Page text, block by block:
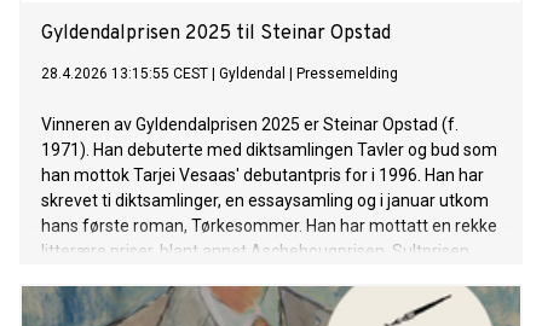
Gyldendalprisen 2025 til Steinar Opstad
28.4.2026 13:15:55 CEST Gyldendal Pressemelding
Vinneren av Gyldendalprisen 2025 er Steinar Opstad (f.
1971). Han debuterte med diktsamlingen Tavler og bud som
han mottok Tarjei Vesaas' debutantpris for i 1996. Han har
skrevet ti diktsamlinger, en essaysamling og i januar utkom
hans første roman, Tørkesommer. Han har mottatt en rekke
litterære priser, blant annet Aschehougprisen, Sultprisen,